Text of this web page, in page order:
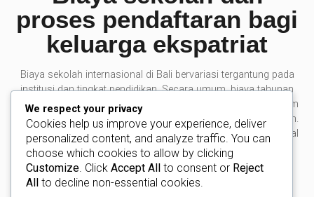
proses pendaftaran bagi
keluarga ekspatriat
Biaya sekolah internasional di Bali bervariasi tergantung pada
institusi dan tingkat pendidikan. Secara umum, biaya tahunan
berkisar antaraUSD 8.000 hingga USD 25.000 per tahun
, belum
termasuk biaya pendaftaran, seragam, dan kegiatan tambahan.
Sekolah dengan program IB lengkap atau reputasi internasional
biasanya berada di kisaran biaya yang lebih tinggi.
Proses pendaftaran biasanya mencakup beberapa tahap,
termasuk pengajuan formulir aplikasi, penyerahan dokumen
We respect your privacy
Cookies help us improve your experience, deliver
personalized content, and analyze traffic. You can
choose which cookies to allow by clicking
Customize . Click Accept All to consent or Reject
All to decline non-essential cookies.